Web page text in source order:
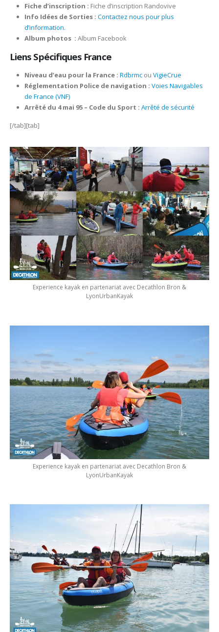
Fiche d’inscription : Fiche d’inscription Randovive
Info Idées de Sorties : Contactez nous pour plus
d’information.
Album photos : Album Facebook
Liens Spécifiques France
Niveau d’eau pour la France : Rdbrmcou VigieCrue
Réglementation Police de navigation : Voies Navigables
de France (VNF)
Arrêté du 4 mai 95 – Code du Sport : Arrêté de sécurité
[/tab][tab]
Experience kayak en partenariat avec Decathlon Bron &
LyonUrbanKayak
Experience kayak en partenariat avec Decathlon Bron &
LyonUrbanKayak